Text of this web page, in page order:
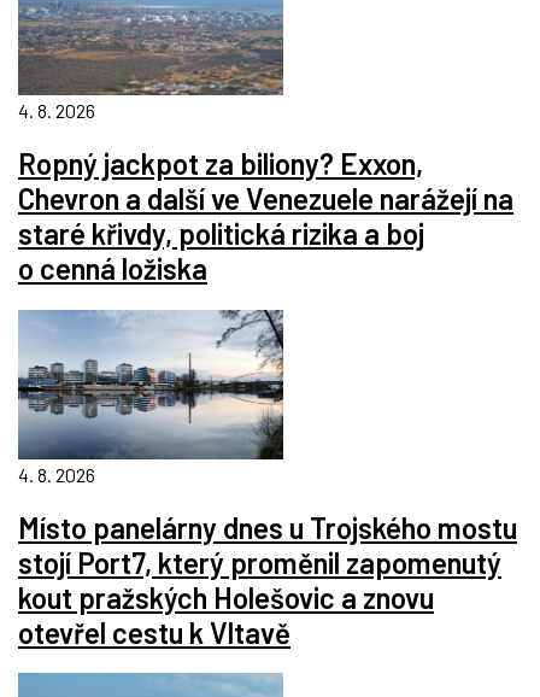
4. 8. 2026
Ropný jackpot za biliony? Exxon,
Chevron a další ve Venezuele narážejí na
staré křivdy, politická rizika a boj
o cenná ložiska
4. 8. 2026
Místo panelárny dnes u Trojského mostu
stojí Port7, který proměnil zapomenutý
kout pražských Holešovic a znovu
otevřel cestu k Vltavě